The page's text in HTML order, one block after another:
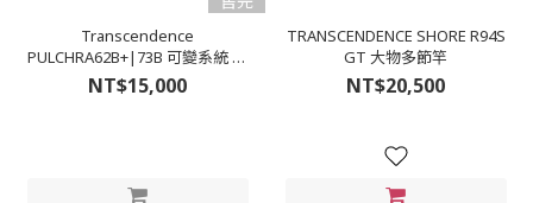
Transcendence
PULCHRA62B+|73B 可變系統 大
餌竿 多節竿
NT$15,000
TRANSCENDENCE SHORE R94S
GT 大物多節竿
NT$20,500